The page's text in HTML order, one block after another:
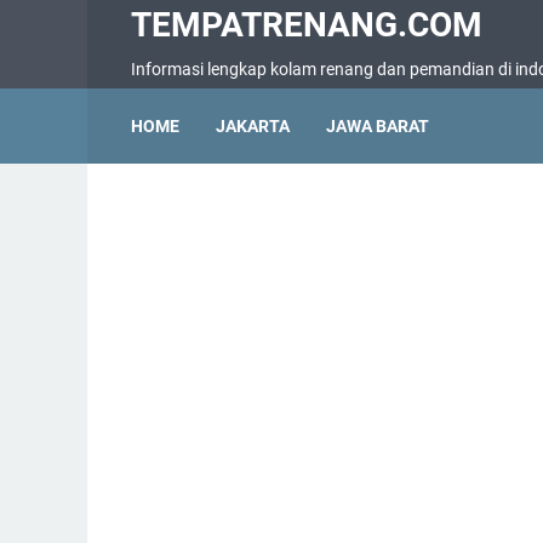
TEMPATRENANG.COM
Informasi lengkap kolam renang dan pemandian di
HOME JAKARTA JAWA BARAT